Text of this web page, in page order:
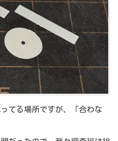
てる場所ですが、「合わな